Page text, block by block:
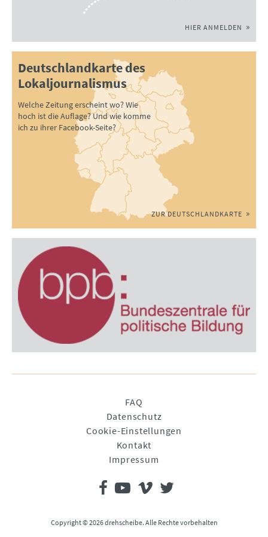
HIER ANMELDEN
Deutschlandkarte des
Lokaljournalismus
Welche Zeitung erscheint wo? Wie
hoch ist die Auflage? Und wie komme
ich zu ihrer Facebook-Seite?
ZUR DEUTSCHLANDKARTE
FAQ
Datenschutz
Cookie-Einstellungen
Kontakt
Impressum
Copyright © 2026 drehscheibe. Alle Rechte vorbehalten